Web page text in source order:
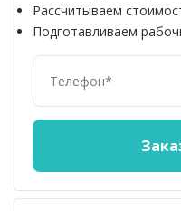
Рассчитываем
Подготавливаем